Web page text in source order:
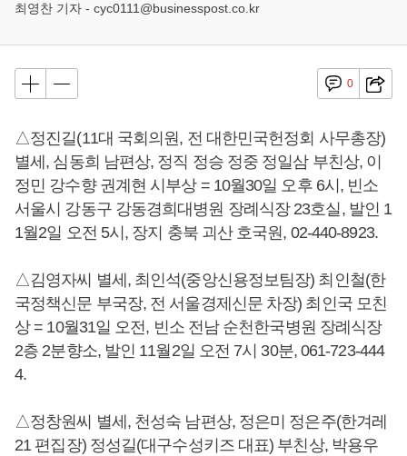
최영찬 기자 - cyc0111@businesspost.co.kr
0
△정진길(11대 국회의원, 전 대한민국헌정회 사무총장)
별세, 심동희 남편상, 정직 정승 정중 정일삼 부친상, 이
정민 강수향 권계현 시부상 = 10월30일 오후 6시, 빈소
서울시 강동구 강동경희대병원 장례식장 23호실, 발인 1
1월2일 오전 5시, 장지 충북 괴산 호국원, 02-440-8923.
△김영자씨 별세, 최인석(중앙신용정보팀장) 최인철(한
국정책신문 부국장, 전 서울경제신문 차장) 최인국 모친
상 = 10월31일 오전, 빈소 전남 순천한국병원 장례식장
2층 2분향소, 발인 11월2일 오전 7시 30분, 061-723-444
4.
△정창원씨 별세, 천성숙 남편상, 정은미 정은주(한겨레
21 편집장) 정성길(대구수성키즈 대표) 부친상, 박용우